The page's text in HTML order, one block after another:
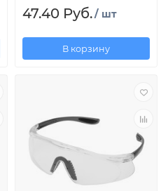
47.40 Руб./ шт
В корзину